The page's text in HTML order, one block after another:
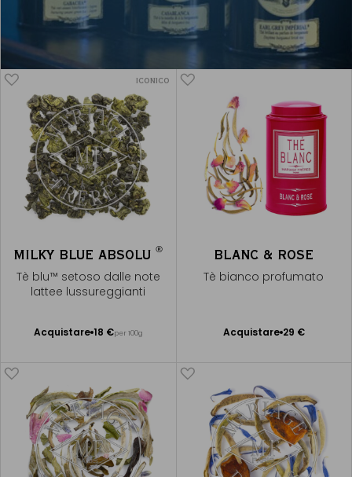
ICONICO
MILKY BLUE ABSOLU®
Tè blu™ setoso dalle note
lattee lussureggianti
Acquistare 18 €per 100g
Aggiungere
BLANC & ROSE
Tè bianco profumato
Acquistare 29 €
Aggiungere